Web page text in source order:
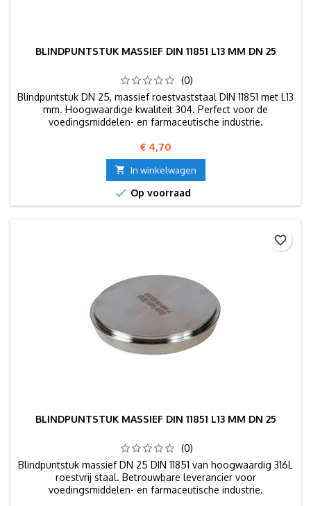
BLINDPUNTSTUK MASSIEF DIN 11851 L13 MM DN 25
(0)
Blindpuntstuk DN 25, massief roestvaststaal DIN 11851 met L13
mm. Hoogwaardige kwaliteit 304. Perfect voor de
voedingsmiddelen- en farmaceutische industrie.
Prijs
€ 4,70
 In winkelwagen
 Op voorraad
BLINDPUNTSTUK MASSIEF DIN 11851 L13 MM DN 25
(0)
Blindpuntstuk massief DN 25 DIN 11851 van hoogwaardig 316L
roestvrij staal. Betrouwbare leverancier voor
voedingsmiddelen- en farmaceutische industrie.
favorite_border